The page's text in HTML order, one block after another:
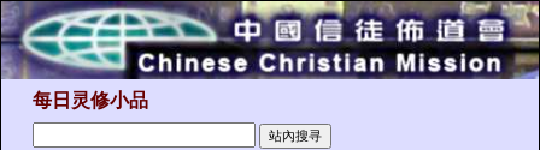
每日灵修小品